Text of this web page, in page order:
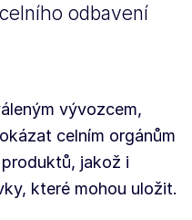
odbavení
vývozcem,
celním orgánům
jakož i
které mohou uložit.